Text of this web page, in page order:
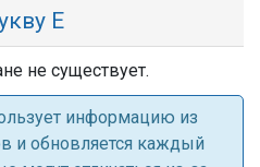
Е
не существует.
информацию из
и обновляется каждый